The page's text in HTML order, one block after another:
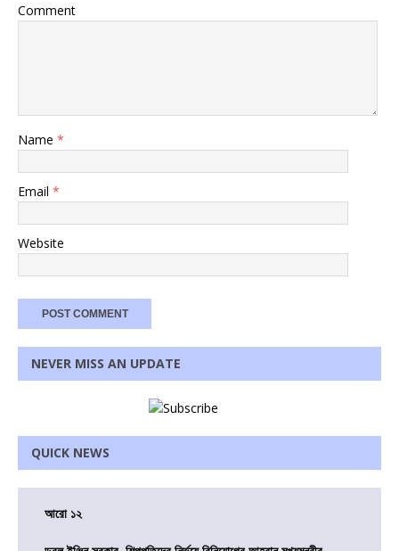
Comment
Name *
Email *
Website
NEVER MISS AN UPDATE
QUICK NEWS
আরো ১২